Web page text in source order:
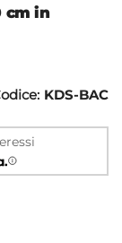
cm in
KDS-BAC